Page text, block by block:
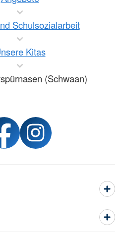
Schulsozialarbeit
Kitas
(Schwaan)